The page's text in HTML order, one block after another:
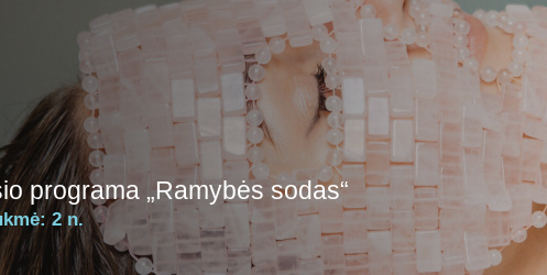
programa „Ramybės sodas“
2 n.